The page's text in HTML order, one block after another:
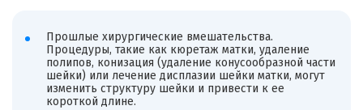
Прошлые хирургические вмешательства.
Процедуры, такие как кюретаж матки, удаление
полипов, конизация (удаление конусообразной части
шейки) или лечение дисплазии шейки матки, могут
изменить структуру шейки и привести к ее
короткой длине.